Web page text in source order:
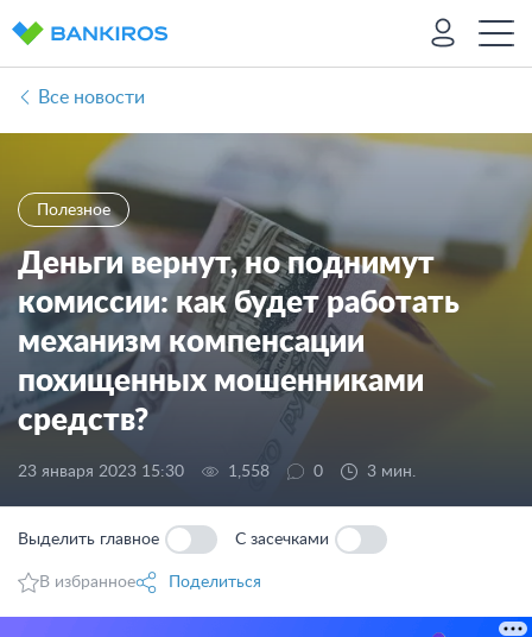
Все новости
Полезное
Деньги вернут, но поднимут
комиссии: как будет работать
механизм компенсации
похищенных мошенниками
средств?
23 января 2023 15:30 1,558 0 3 мин.
Выделить главное С засечками
В избранное Поделиться